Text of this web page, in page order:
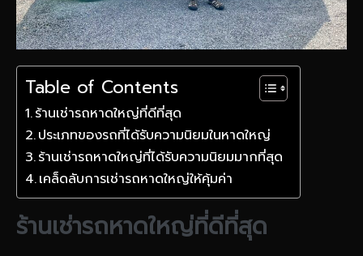
Table of Contents
ร้านเช่ารถหาดใหญ่ที่ดีที่สุด
ประเภทของรถที่ได้รับความนิยมในหาดใหญ่
ร้านเช่ารถหาดใหญ่ที่ได้รับความนิยมมากที่สุด
เคล็ดลับการเช่ารถหาดใหญ่ให้คุ้มค่า
ร้านเช่ารถหาดใหญ่ที่ดีที่สุด